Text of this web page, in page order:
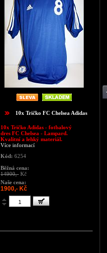
10x Tričko FC Chelsea Adidas
10x Tričko Adidas - fotbalový
dres FC Chelsea - Lampard.
Kvalitní a lehký materiál.
Více informací
Kód: 6254
Běžná cena:
14900,- Kč
Naše cena:
1900,- Kč